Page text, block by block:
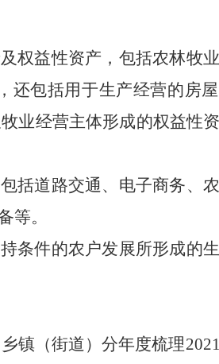
权益性资产，包括农林牧业
还包括用于生产经营的房
业经营主体形成的权益性
括道路交通、电子商务、
等。
条件的农户发展所形成的
镇（街道）分年度梳理2021